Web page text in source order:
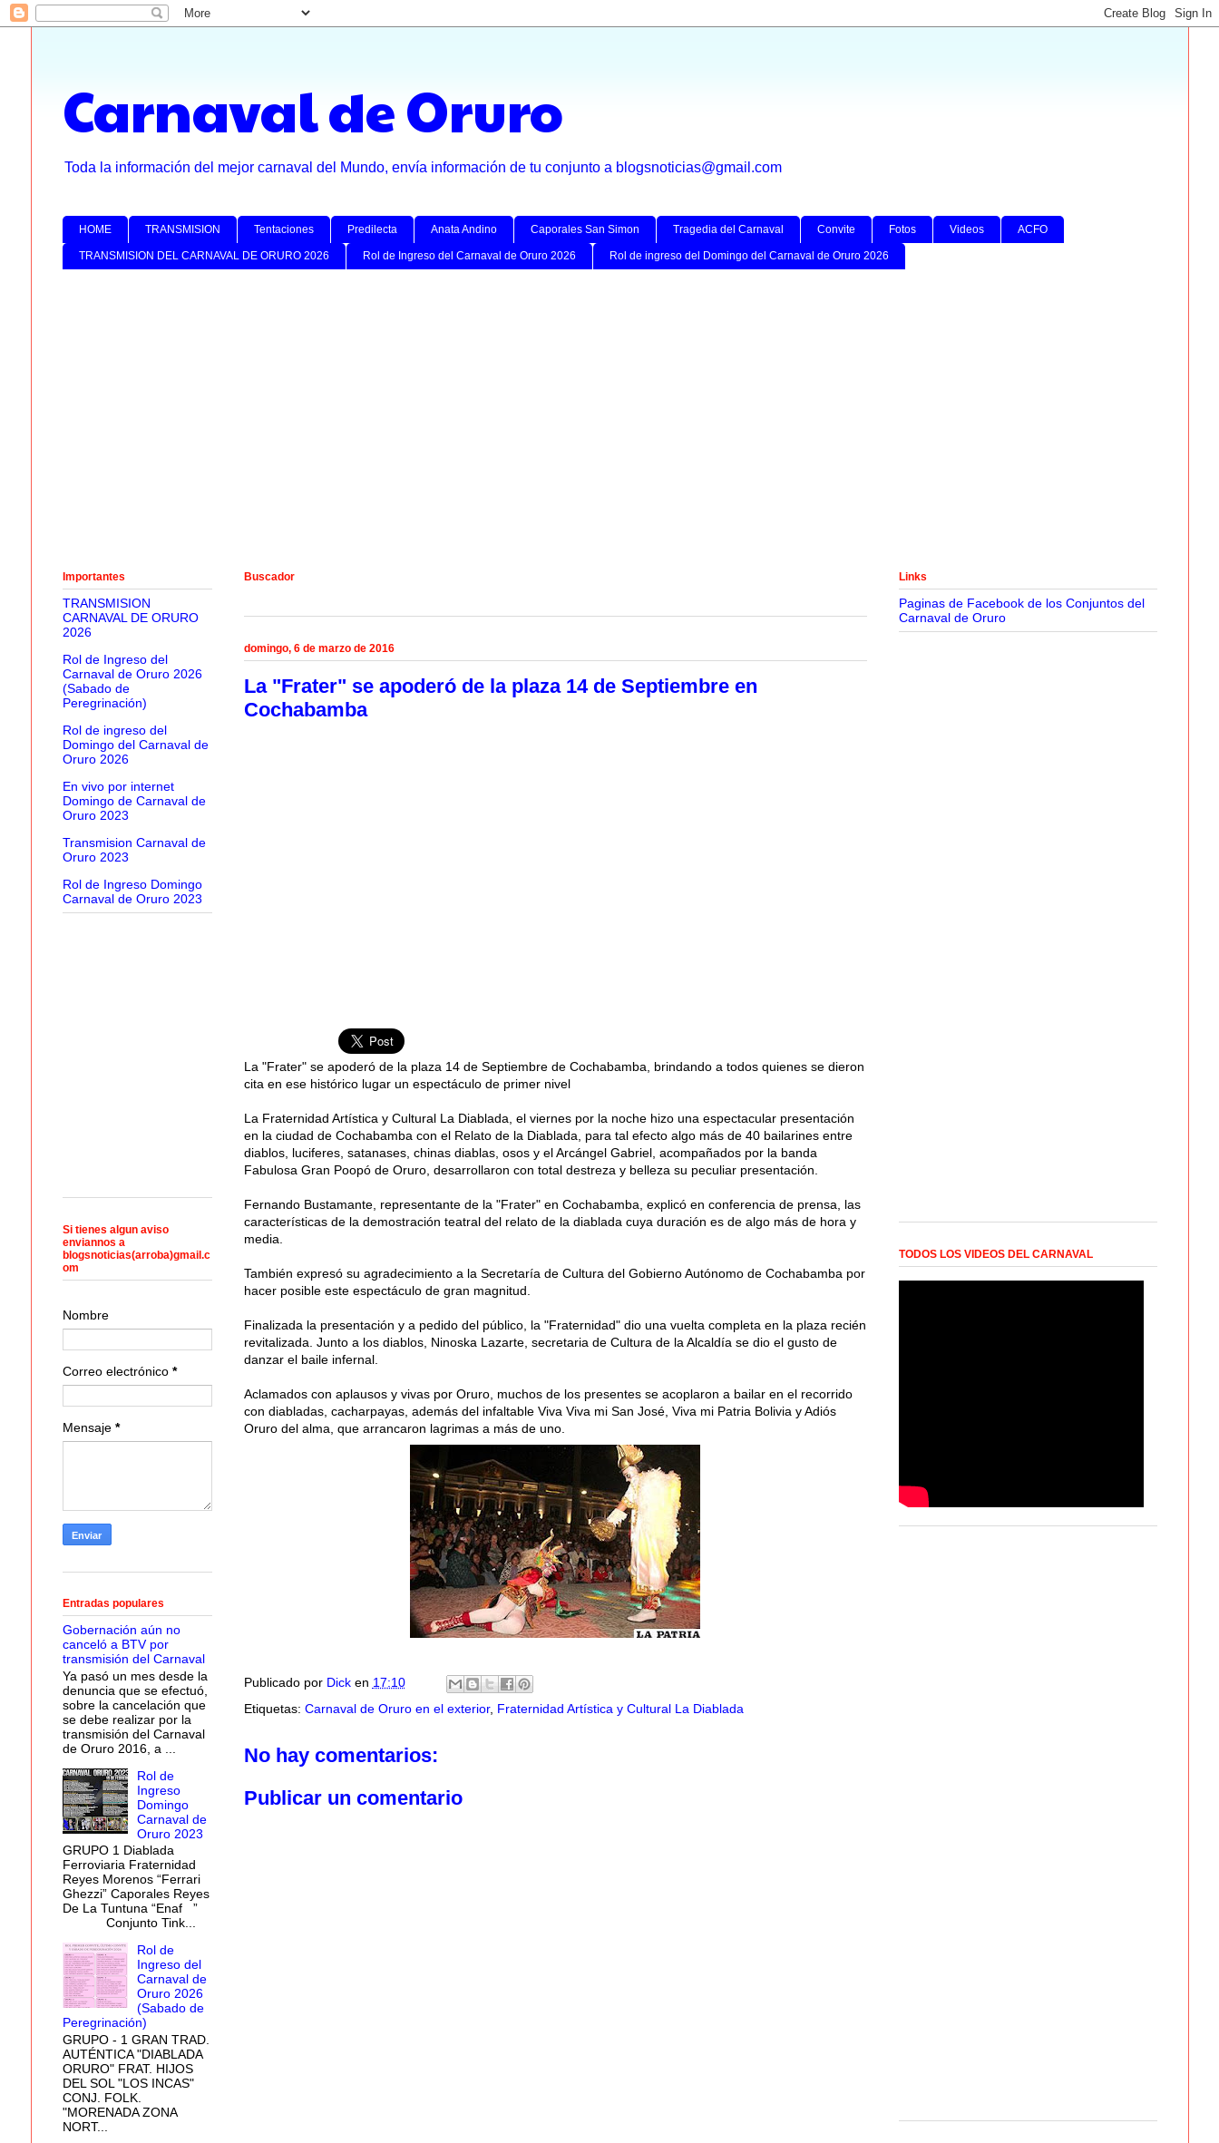
Carnaval de Oruro
Toda la información del mejor carnaval del Mundo, envía información de tu conjunto a blogsnoticias@gmail.com
HOME TRANSMISION Tentaciones Predilecta Anata Andino Caporales San Simon Tragedia del Carnaval Convite Fotos Videos ACFO
TRANSMISION DEL CARNAVAL DE ORURO 2026 Rol de Ingreso del Carnaval de Oruro 2026 Rol de ingreso del Domingo del Carnaval de Oruro 2026
Buscador
domingo, 6 de marzo de 2016
La "Frater" se apoderó de la plaza 14 de Septiembre en
Cochabamba
La "Frater" se apoderó de la plaza 14 de Septiembre de Cochabamba, brindando a todos quienes se dieron
cita en ese histórico lugar un espectáculo de primer nivel
La Fraternidad Artística y Cultural La Diablada, el viernes por la noche hizo una espectacular presentación
en la ciudad de Cochabamba con el Relato de la Diablada, para tal efecto algo más de 40 bailarines entre
diablos, luciferes, satanases, chinas diablas, osos y el Arcángel Gabriel, acompañados por la banda
Fabulosa Gran Poopó de Oruro, desarrollaron con total destreza y belleza su peculiar presentación.
Fernando Bustamante, representante de la "Frater" en Cochabamba, explicó en conferencia de prensa, las
características de la demostración teatral del relato de la diablada cuya duración es de algo más de hora y
media.
También expresó su agradecimiento a la Secretaría de Cultura del Gobierno Autónomo de Cochabamba por
hacer posible este espectáculo de gran magnitud.
Finalizada la presentación y a pedido del público, la "Fraternidad" dio una vuelta completa en la plaza recién
revitalizada. Junto a los diablos, Ninoska Lazarte, secretaria de Cultura de la Alcaldía se dio el gusto de
danzar el baile infernal.
Aclamados con aplausos y vivas por Oruro, muchos de los presentes se acoplaron a bailar en el recorrido
con diabladas, cacharpayas, además del infaltable Viva Viva mi San José, Viva mi Patria Bolivia y Adiós
Oruro del alma, que arrancaron lagrimas a más de uno.
Publicado por Dick en 17:10
Etiquetas: Carnaval de Oruro en el exterior, Fraternidad Artística y Cultural La Diablada
No hay comentarios:
Publicar un comentario
Importantes
TRANSMISION
CARNAVAL DE ORURO
2026
Rol de Ingreso del
Carnaval de Oruro 2026
(Sabado de
Peregrinación)
Rol de ingreso del
Domingo del Carnaval de
Oruro 2026
En vivo por internet
Domingo de Carnaval de
Oruro 2023
Transmision Carnaval de
Oruro 2023
Rol de Ingreso Domingo
Carnaval de Oruro 2023
Si tienes algun aviso
enviannos a
blogsnoticias(arroba)gmail.c
om
Nombre
Correo electrónico *
Mensaje *
Entradas populares
Gobernación aún no
canceló a BTV por
transmisión del Carnaval
Ya pasó un mes desde la
denuncia que se efectuó,
sobre la cancelación que
se debe realizar por la
transmisión del Carnaval
de Oruro 2016, a ...
Rol de
Ingreso
Domingo
Carnaval de
Oruro 2023
GRUPO 1 Diablada
Ferroviaria Fraternidad
Reyes Morenos “Ferrari
Ghezzi” Caporales Reyes
De La Tuntuna “Enaf ”
Conjunto Tink...
Rol de
Ingreso del
Carnaval de
Oruro 2026
(Sabado de
Peregrinación)
GRUPO - 1 GRAN TRAD.
AUTÉNTICA "DIABLADA
ORURO" FRAT. HIJOS
DEL SOL "LOS INCAS"
CONJ. FOLK.
"MORENADA ZONA
NORT...
Links
Paginas de Facebook de los Conjuntos del
Carnaval de Oruro
TODOS LOS VIDEOS DEL CARNAVAL